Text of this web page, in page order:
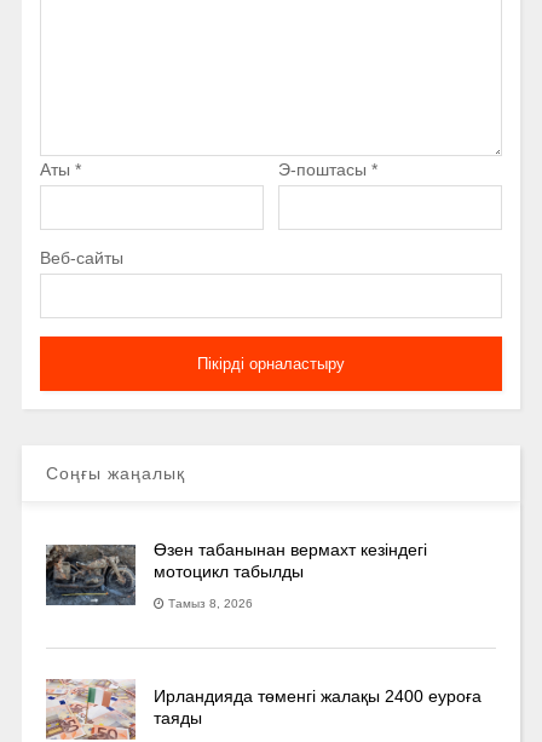
Аты * Э-поштасы *
Веб-сайты
Соңғы жаңалық
Өзен табанынан вермахт кезіндегі
мотоцикл табылды
Тамыз 8, 2026
Ирландияда төменгі жалақы 2400 еуроға
таяды